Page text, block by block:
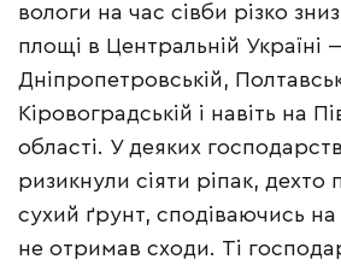
вологи на час сівби різко
площі в Центральній Україні
Дніпропетровській,
Кіровоградській і навіть на
області. У деяких
ризикнули сіяти ріпак, дехто
сухий ґрунт, сподіваючись на
не отримав сходи. Ті